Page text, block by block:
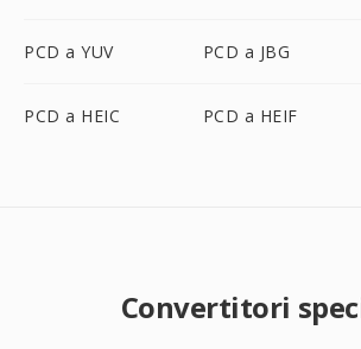
PCD a YUV PCD a JBG
PCD a HEIC PCD a HEIF
Convertitori